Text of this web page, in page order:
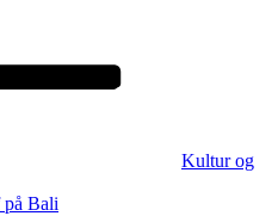
Kultur og
på Bali